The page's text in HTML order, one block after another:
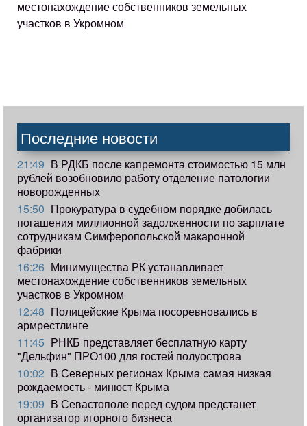
местонахождение собственников земельных
участков в Укромном
Последние новости
21:49 В РДКБ после капремонта стоимостью 15 млн
рублей возобновило работу отделение патологии
новорожденных
15:50 Прокуратура в судебном порядке добилась
погашения миллионной задолженности по зарплате
сотрудникам Симферопольской макаронной
фабрики
16:26 Минимущества РК устанавливает
местонахождение собственников земельных
участков в Укромном
12:48 Полицейские Крыма посоревновались в
армрестлинге
11:45 РНКБ представляет бесплатную карту
"Дельфин" ПРО100 для гостей полуострова
10:02 В Северных регионах Крыма самая низкая
рождаемость - минюст Крыма
19:09 В Севастополе перед судом предстанет
организатор игорного бизнеса